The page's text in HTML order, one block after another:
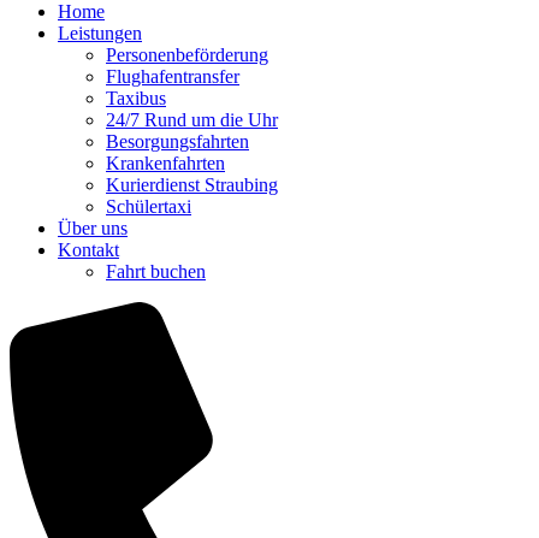
Home
Leistungen
Personenbeförderung
Flughafentransfer
Taxibus
24/7 Rund um die Uhr
Besorgungsfahrten
Krankenfahrten
Kurierdienst Straubing
Schülertaxi
Über uns
Kontakt
Fahrt buchen